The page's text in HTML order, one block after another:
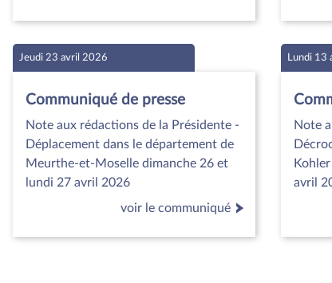
Jeudi 23 avril 2026
Communiqué de presse
Note aux rédactions de la Présidente -
Déplacement dans le département de
Meurthe-et-Moselle dimanche 26 et
lundi 27 avril 2026
voir le communiqué
Lundi
Note
avril